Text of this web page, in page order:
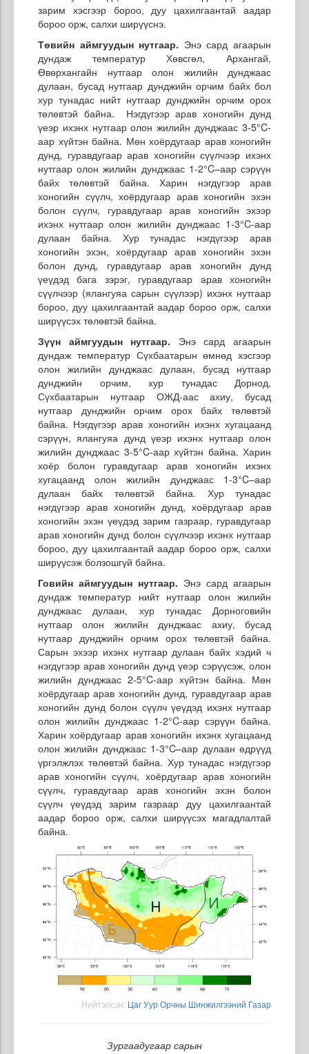
зарим хэсгээр бороо, дуу цахилгаантай аадар
бороо орж, салхи ширүүснэ.
Төвийн аймгуудын нутгаар. Энэ сард агаарын
дундаж температур Хөвсгөл, Архангай,
Өвөрхангайн нутгаар олон жилийн дунджаас
дулаан, бусад нутгаар дунджийн орчим байх бол
хур тунадас нийт нутгаар дунджийн орчим орох
төлөвтэй байна. Нэгдүгээр арав хоногийн дунд
үеэр ихэнх нутгаар олон жилийн дунджаас 3-5°C-
аар хүйтэн байна. Мөн хоёрдугаар арав хоногийн
дунд, гуравдугаар арав хоногийн сүүлчээр ихэнх
нутгаар олон жилийн дунджаас 1-2°C–аар сэрүүн
байх төлөвтэй байна. Харин нэгдүгээр арав
хоногийн сүүлч, хоёрдугаар арав хоногийн эхэн
болон сүүлч, гуравдугаар арав хоногийн эхээр
ихэнх нутгаар олон жилийн дунджаас 1-3°C-аар
дулаан байна. Хур тунадас нэгдүгээр арав
хоногийн эхэн, хоёрдугаар арав хоногийн эхэн
болон дунд, гуравдугаар арав хоногийн дунд
үеүдэд бага зэрэг, гуравдугаар арав хоногийн
сүүлчээр (ялангуяа сарын сүүлээр) ихэнх нутгаар
бороо, дуу цахилгаантай аадар бороо орж, салхи
ширүүсэх төлөвтэй байна.
Зүүн аймгуудын нутгаар. Энэ сард агаарын
дундаж температур Сүхбаатарын өмнөд хэсгээр
олон жилийн дунджаас дулаан, бусад нутгаар
дунджийн орчим, хур тунадас Дорнод,
Сүхбаатарын нутгаар ОЖД-аас ахиу, бусад
нутгаар дунджийн орчим орох байх төлөвтэй
байна. Нэгдүгээр арав хоногийн ихэнх хугацаанд
сэрүүн, ялангуяа дунд үеэр ихэнх нутгаар олон
жилийн дунджаас 3-5°C-аар хүйтэн байна. Харин
хоёр болон гуравдугаар арав хоногийн ихэнх
хугацаанд олон жилийн дунджаас 1-3°C–аар
дулаан байх төлөвтэй байна. Хур тунадас
нэгдүгээр арав хоногийн дунд, хоёрдугаар арав
хоногийн эхэн үеүдэд зарим газраар, гуравдугаар
арав хоногийн дунд болон сүүлчээр ихэнх нутгаар
бороо, дуу цахилгаантай аадар бороо орж, салхи
ширүүсэж болзошгүй байна.
Говийн аймгуудын нутгаар. Энэ сард агаарын
дундаж температур нийт нутгаар олон жилийн
дунджаас дулаан, хур тунадас Дорноговийн
нутгаар олон жилийн дунджаас ахиу, бусад
нутгаар дунджийн орчим орох төлөвтэй байна.
Сарын эхээр ихэнх нутгаар дулаан байх хэдий ч
нэгдүгээр арав хоногийн дунд үеэр сэрүүсэж, олон
жилийн дунджаас 2-5°C-аар хүйтэн байна. Мөн
хоёрдугаар арав хоногийн дунд, гуравдугаар арав
хоногийн дунд болон сүүлч үеүдэд ихэнх нутгаар
олон жилийн дунджаас 1-2°C-аар сэрүүн байна.
Харин хоёрдугаар арав хоногийн ихэнх хугацаанд
олон жилийн дунджаас 1-3°C–аар дулаан өдрүүд
үргэлжлэх төлөвтэй байна. Хур тунадас нэгдүгээр
арав хоногийн сүүлч, хоёрдугаар арав хоногийн
сүүлч, гуравдугаар арав хоногийн эхэн болон
сүүлч үеүдэд зарим газраар дуу цахилгаантай
аадар бороо орж, салхи ширүүсэх магадлалтай
байна.
Нийтэлсэн: Цаг Уур Орчны Шинжилгээний Газар
Зургаадугаар сарын